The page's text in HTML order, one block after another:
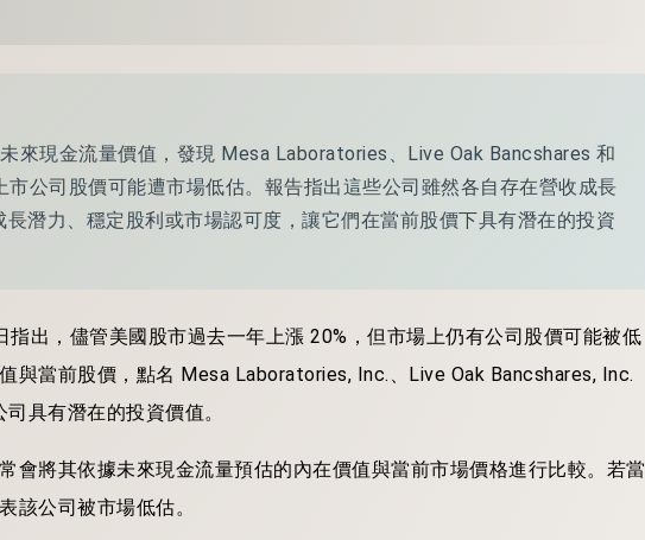
來現金流量價值，發現 Mesa Laboratories、Live Oak Bancshares 和
公司股價可能遭市場低估。報告指出這些公司雖然各自存在營收成長
潛力、穩定股利或市場認可度，讓它們在當前股價下具有潛在的投資
出，儘管美國股市過去一年上漲 20%，但市場上仍有公司股價可能被低
與當前股價，點名 Mesa Laboratories, Inc.、Live Oak Bancshares, Inc.
具有潛在的投資價值。
會將其依據未來現金流量預估的內在價值與當前市場價格進行比較。若當
該公司被市場低估。